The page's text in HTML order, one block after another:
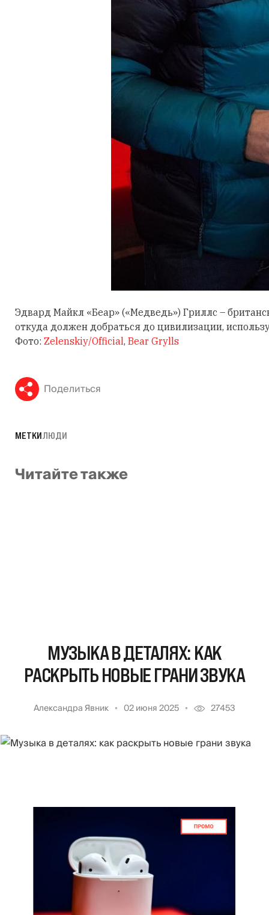
Эдвард Майкл «Беар» («Медведь») Гриллс –
откуда должен добраться до цивилизации,
Фото: Zelenskiy/Official, Bear Grylls
Поделиться
МЕТКИЛЮДИ
Читайте также
МУЗЫКА В ДЕТАЛЯХ: КАК
РАСКРЫТЬ НОВЫЕ ГРАНИ ЗВУКА
Александра Явник 02 июня 2025 27453